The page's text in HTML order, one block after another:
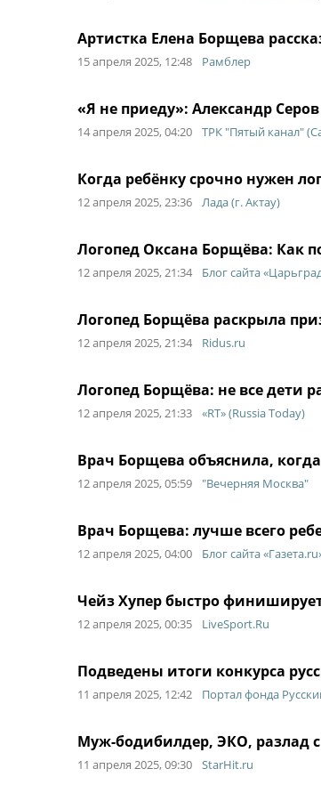
Артистка Елена Борщева
15 апреля 2025, 12:48 Рамблер
«Я не приеду»: Александр
14 апреля 2025, 04:20 ТРК "Пятый канал"
Когда ребёнку срочно нужен
12 апреля 2025, 23:36 Лада (г. Актау)
Логопед Оксана Борщёва: Как
12 апреля 2025, 21:34 Блог сайта
Логопед Борщёва раскрыла
12 апреля 2025, 21:34 Ridus.ru
Логопед Борщёва: не все дети
12 апреля 2025, 21:33 «RT» (Russia Today)
Врач Борщева объяснила,
12 апреля 2025, 05:59 "Вечерняя Москва"
Врач Борщева: лучше всего
12 апреля 2025, 04:00 Блог сайта
Чейз Хупер быстро
12 апреля 2025, 00:35 LiveSport.Ru
Подведены итоги конкурса
11 апреля 2025, 12:42 Портал фонда
Муж-бодибилдер, ЭКО, разлад
11 апреля 2025, 09:30 StarHit.ru